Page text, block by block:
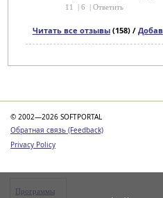
11
6 Ответить
Читать все отзывы(158) /
© 2002—2026 SOFTPORTAL
Обратная связь (Feedback)
Privacy Policy
Программы